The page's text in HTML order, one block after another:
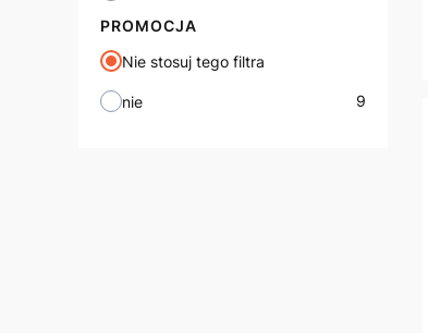
PROMOCJA
Nie stosuj tego filtra
nie 9